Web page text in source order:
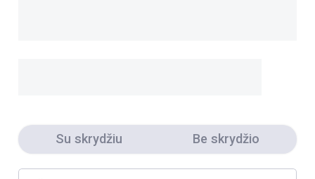
Su skrydžiu Be skrydžio